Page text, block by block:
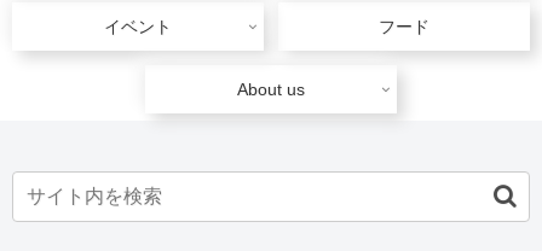
イベント フード
About us